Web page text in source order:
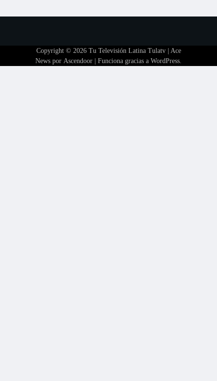
Copyright © 2026 Tu Televisión Latina Tulatv| Ace
News por Ascendoor | Funciona gracias a WordPress